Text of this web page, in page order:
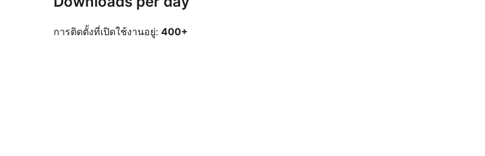
การติดตั้งที่เปิดใช้งานอยู่: 400+